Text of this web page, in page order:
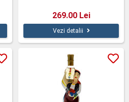
269.00 Lei
Vezi detalii